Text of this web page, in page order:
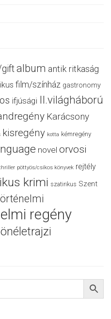
album antik ritkaság
film/színház gastronomy
ifjúsági II.világháború
Karácsony
kisregény kotta kémregény
novel orvosi
pöttyös/csíkos könyvek rejtély
krimi szatirikus Szent
regény
önéletrajzi